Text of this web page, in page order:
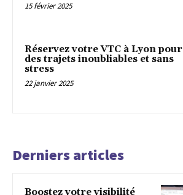
15 février 2025
Réservez votre VTC à Lyon pour
des trajets inoubliables et sans
stress
22 janvier 2025
Derniers articles
Boostez votre visibilité